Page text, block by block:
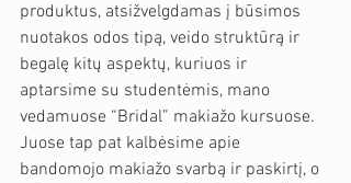
produktus, atsižvelgdamas į būsimos
nuotakos odos tipą, veido struktūrą ir
begalę kitų aspektų, kuriuos ir
aptarsime su studentėmis, mano
vedamuose “Bridal” makiažo kursuose.
Juose tap pat kalbėsime apie
bandomojo makiažo svarbą ir paskirtį, o